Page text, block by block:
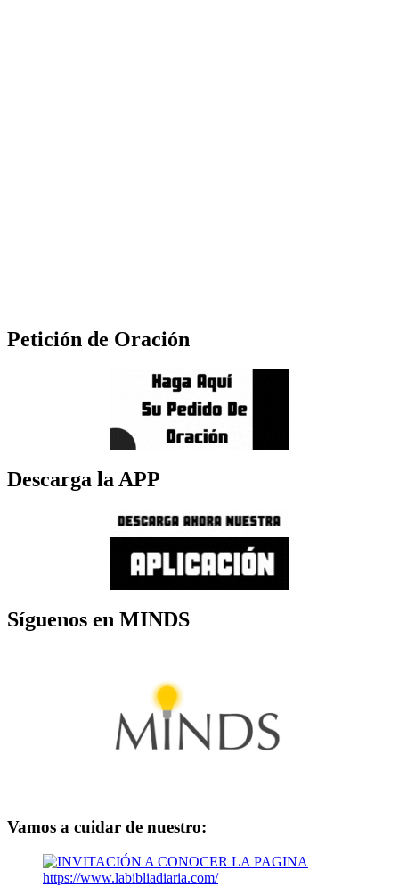
Petición de Oración
Descarga la APP
Síguenos en MINDS
Vamos a cuidar de nuestro: